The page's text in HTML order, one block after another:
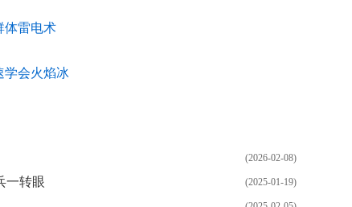
体雷电术
学会火焰冰
(2026-02-08)
(2025-01-19)
一转眼